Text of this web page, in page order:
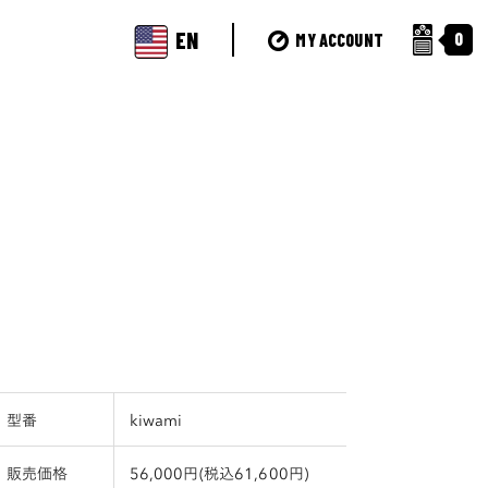
EN MY ACCOUNT 0
型番 kiwami
販売価格 56,000円(税込61,600円)